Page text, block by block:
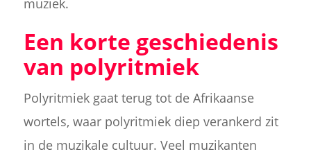
muziek.
Een korte geschiedenis
van polyritmiek
Polyritmiek gaat terug tot de Afrikaanse
wortels, waar polyritmiek diep verankerd zit
in de muzikale cultuur. Veel muzikanten